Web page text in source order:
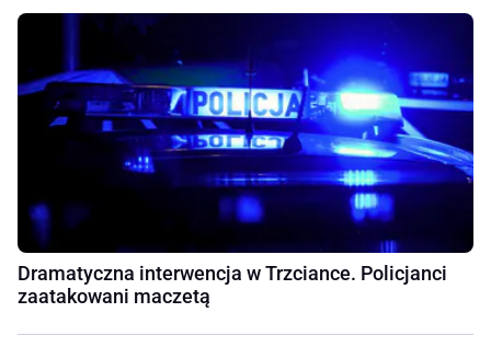
Dramatyczna interwencja w Trzciance. Policjanci
zaatakowani maczetą